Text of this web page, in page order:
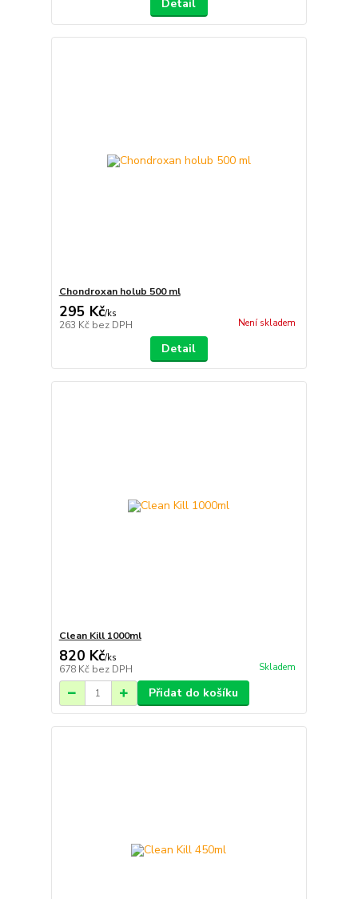
Detail
Chondroxan holub 500 ml
295 Kč/ks
263 Kč bez DPH Není skladem
Detail
Clean Kill 1000ml
820 Kč/ks
678 Kč bez DPH Skladem
Přidat do košíku